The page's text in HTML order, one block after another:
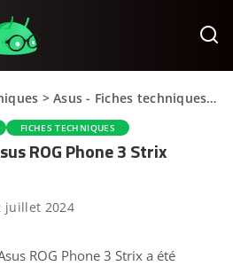
>Asus - Fiches techniques>
FICHES TECHNIQUES
ROG Phone 3 Strix
juillet 2024
ROG Phone 3 Strix a été